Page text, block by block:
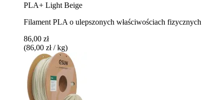
PLA+ Light Beige
Filament PLA o ulepszonych właściwościach fizycznych
86,00 zł
(86,00 zł / kg)